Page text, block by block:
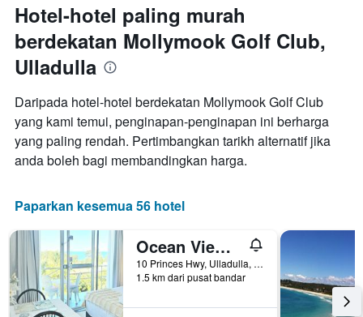
Hotel-hotel paling murah
berdekatan Mollymook Golf Club,
Ulladulla
Daripada hotel-hotel berdekatan Mollymook Golf Club
yang kami temui, penginapan-penginapan ini berharga
yang paling rendah. Pertimbangkan tarikh alternatif jika
anda boleh bagi membandingkan harga.
Paparkan kesemua 56 hotel
Ocean View Motel
10 Princes Hwy, Ulladulla, NSW, Australia
1.5 km dari pusat bandar